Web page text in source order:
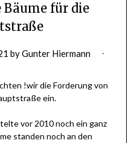
für die
byGunter Hiermann
!wir die Forderung von
ein.
vor 2010 noch ein ganz
standen noch an den